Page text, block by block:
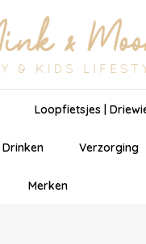
Loopfietsjes |
Drinken Verzorging
Merken